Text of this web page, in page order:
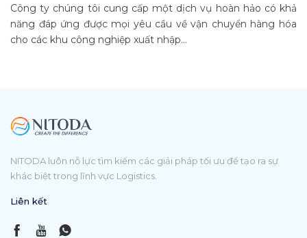
Công ty chúng tôi cung cấp một dịch vụ hoàn hảo có khả
năng đáp ứng được mọi yêu cầu về vận chuyển hàng hóa
cho các khu công nghiệp xuất nhập...
NITODA luôn nỗ lực tìm kiếm các giải pháp tối ưu để tạo ra sự
khác biệt trong lĩnh vực Logistics.
Liên kết